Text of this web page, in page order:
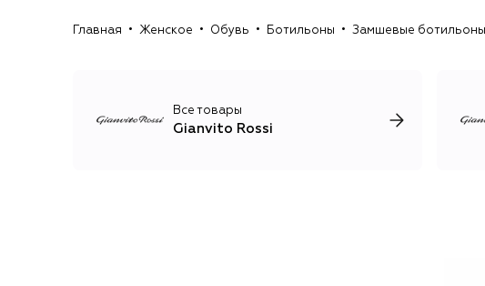
Главная Женское Обувь Ботильоны Замшевые
Все товары
Gianvito Rossi